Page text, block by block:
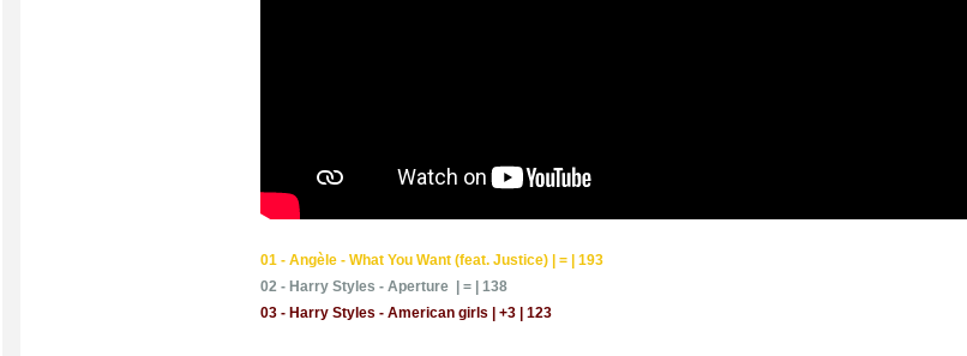
01 - Angèle - What You Want (feat. Justice) | = | 193
02 - Harry Styles - Aperture | = | 138
03 - Harry Styles - American girls | +3 | 123